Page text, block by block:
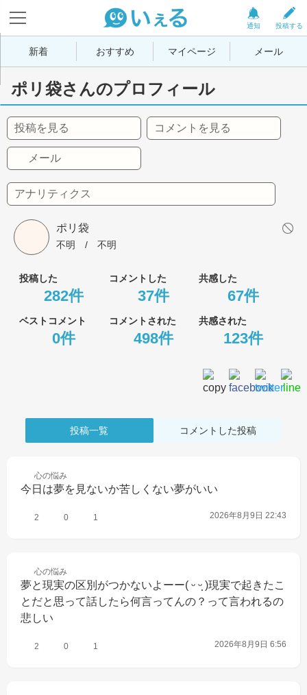
投稿する
通知
新着 おすすめ マイページ メール
ポリ袋さんのプロフィール
投稿を見る コメントを見る
メール
アナリティクス
ポリ袋
不明 / 不明
投稿した コメントした 共感した
282件 37件 67件
ベストコメント コメントされた 共感された
0件 498件 123件
投稿一覧 コメントした投稿
心の悩み
今日は夢を見ないか苦しくない夢がいい
2 0 1 2026年8月9日 22:43
心の悩み
夢と現実の区別がつかないよーー( ᵕ ᵕ̩̩ )現実で起きたこ
とだと思って話したら何言ってんの？って言われるの
悲しい
2 0 1 2026年8月9日 6:56